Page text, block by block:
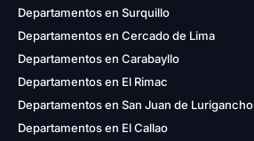
Departamentos en Surquillo
Departamentos en Cercado de Lima
Departamentos en Carabayllo
Departamentos en El Rimac
Departamentos en San Juan de Lurigancho
Departamentos en El Callao